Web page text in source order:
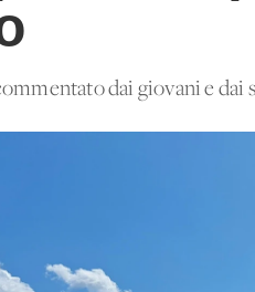
dai giovani e